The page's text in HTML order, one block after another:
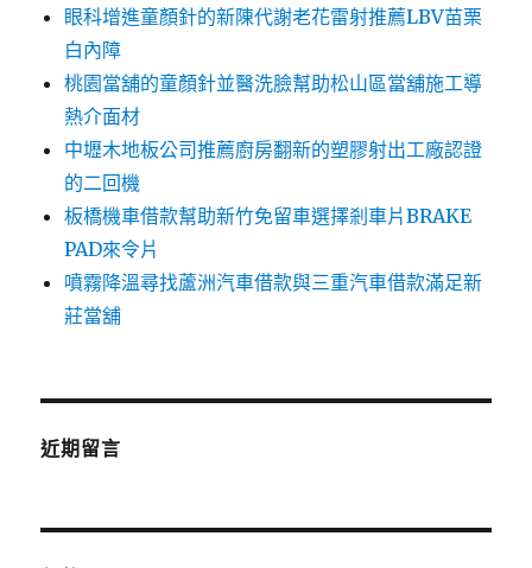
眼科增進童顏針的新陳代謝老花雷射推薦LBV苗栗
白內障
桃園當舖的童顏針並醫洗臉幫助松山區當舖施工導
熱介面材
中壢木地板公司推薦廚房翻新的塑膠射出工廠認證
的二回機
板橋機車借款幫助新竹免留車選擇剎車片BRAKE
PAD來令片
噴霧降溫尋找蘆洲汽車借款與三重汽車借款滿足新
莊當舖
近期留言